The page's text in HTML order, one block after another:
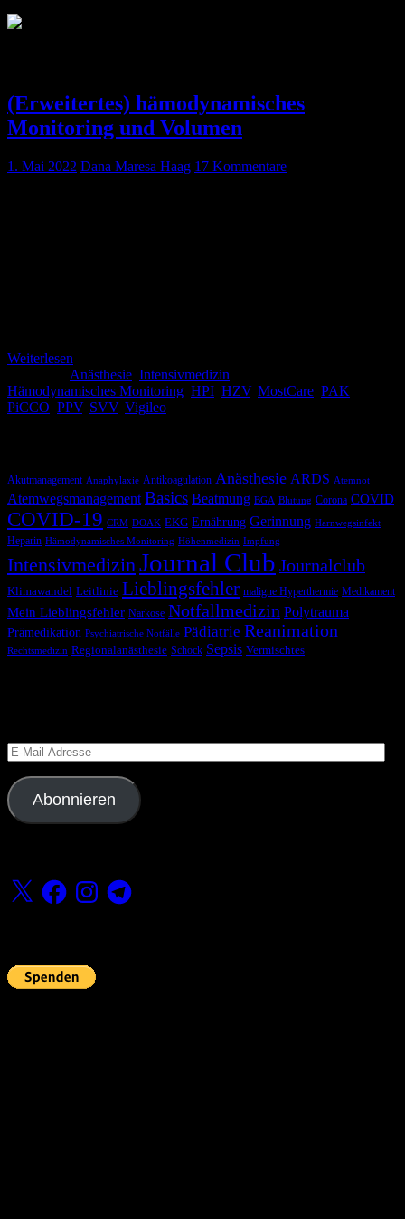
(Erweitertes) hämodynamisches
Monitoring und Volumen
1. Mai 2022 Dana Maresa Haag 17 Kommentare
Weiterlesen
Anästhesie Intensivmedizin
Hämodynamisches Monitoring HPI HZV, MostCare PAK
PiCCO PPV, SVV, Vigileo
Akutmanagement Anaphylaxie Antikoagulation Anästhesie ARDS Atemnot
Atemwegsmanagement Basics Beatmung BGA Blutung Corona COVID
COVID-19 CRM DOAK EKG Ernährung Gerinnung Harnwegsinfekt
Heparin Hämodynamisches Monitoring Höhenmedizin Impfung
IntensivmedizinJournal Club Journalclub
Klimawandel Leitlinie Lieblingsfehler maligne Hyperthermie Medikament
Mein Lieblingsfehler Narkose Notfallmedizin Polytrauma
Prämedikation Psychiatrische Notfälle Pädiatrie Reanimation
Rechtsmedizin Regionalanästhesie Schock Sepsis Vermischtes
E-
Mail-
Adresse
Abonnieren
X FacebookInstagramTelegram